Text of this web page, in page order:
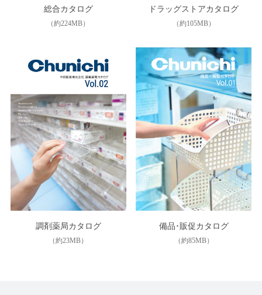
総合カタログ
（約224MB）
ドラッグストアカタログ
（約105MB）
調剤薬局カタログ
（約23MB）
備品･販促カタログ
（約85MB）